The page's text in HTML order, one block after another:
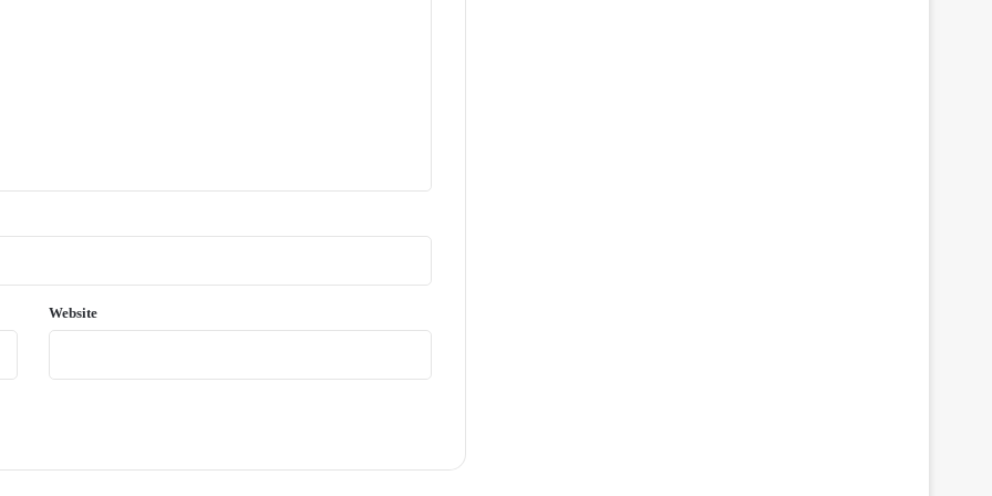
Website